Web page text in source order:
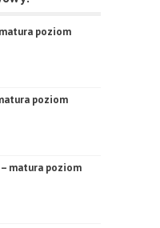
poziom
poziom
matura poziom